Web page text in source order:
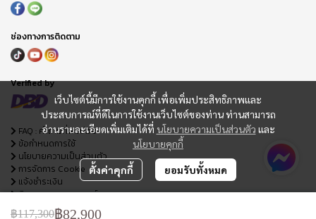
฿117,300฿82,900
เว็บไซต์นี้มีการใช้งานคุกกี้ เพื่อเพิ่มประสิทธิภาพและ
ประสบการณ์ที่ดีในการใช้งานเว็บไซต์ของท่าน ท่านสามารถ
อ่านรายละเอียดเพิ่มเติมได้ที่ นโยบายความเป็นส่วนตัว และ
นโยบายคุกกี้
ตั้งค่าคุกกี้ ยอมรับทั้งหมด
ช่องทางการติดตาม
Verified by
FAQ : คำถามที่พบบ่อย
ข้อกำหนดการใช้
นโยบายความเป็นส่วนตัว
การจัดการ Cookie
แจ้งชำระเงิน
ติดตามสถานะออเดอร์
ใบเสนอราคา